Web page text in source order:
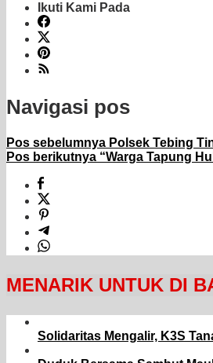
Ikuti Kami Pada
Navigasi pos
Pos sebelumnya Polsek Tebing
Pos berikutnya “Warga Tapung
MENARIK UNTUK DI
Solidaritas Mengalir, K3S